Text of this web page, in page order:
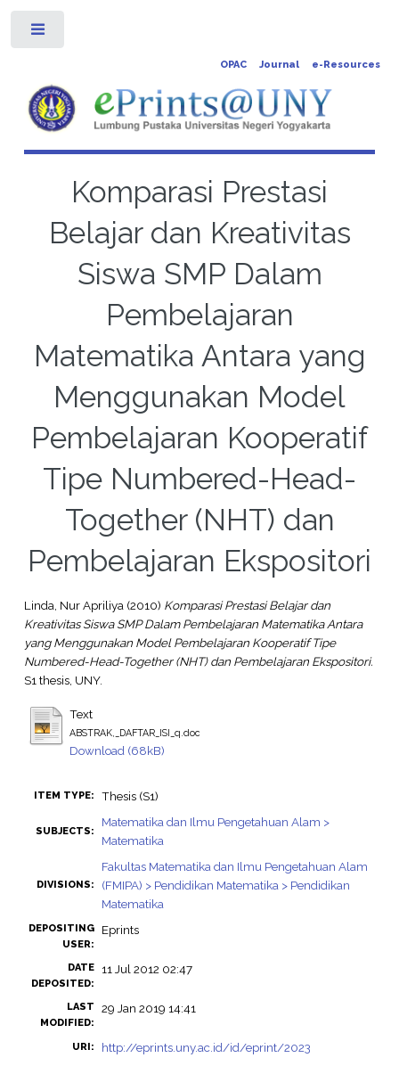
OPAC Journal e-Resources
Komparasi Prestasi
Belajar dan Kreativitas
Siswa SMP Dalam
Pembelajaran
Matematika Antara yang
Menggunakan Model
Pembelajaran Kooperatif
Tipe Numbered-Head-
Together (NHT) dan
Pembelajaran Ekspositori
Linda, Nur Apriliya(2010) Komparasi Prestasi Belajar dan
Kreativitas Siswa SMP Dalam Pembelajaran Matematika Antara
yang Menggunakan Model Pembelajaran Kooperatif Tipe
Numbered-Head-Together (NHT) dan Pembelajaran Ekspositori.
S1 thesis, UNY.
Text
ABSTRAK,_DAFTAR_ISI_q.doc
Download (68kB)
ITEM TYPE: Thesis (S1)
SUBJECTS:
Matematika dan Ilmu Pengetahuan Alam >
Matematika
DIVISIONS:
Fakultas Matematika dan Ilmu Pengetahuan Alam
(FMIPA) > Pendidikan Matematika > Pendidikan
Matematika
DEPOSITING
USER:
Eprints
DATE
DEPOSITED:
11 Jul 2012 02:47
LAST
MODIFIED:
29 Jan 2019 14:41
URI: http://eprints.uny.ac.id/id/eprint/2023